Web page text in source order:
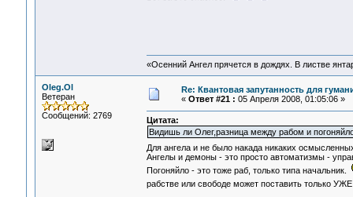
«Осенний Ангел прячется в дождях. В листве
Oleg.Ol
Ветеран
Сообщений: 2769
Re: Квантовая запутанность для
« Ответ #21 : 05 Апреля 2008, 01:05:06 »
Цитата:
Видишь ли Олег,разница между рабом и
Для ангела и не было накада никаких
Ангелы и демоны - это просто автоматизмы -
Погоняйло - это тоже раб, только типа начальник.
рабстве или свободе может поставить только